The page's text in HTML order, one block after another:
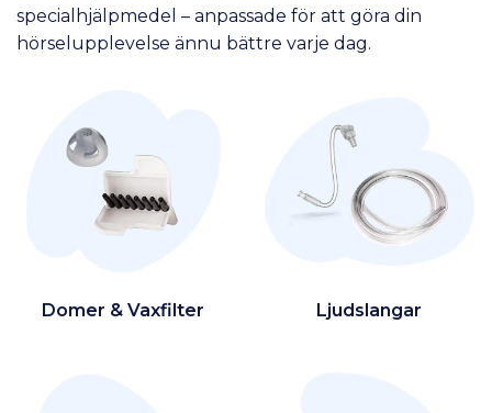
specialhjälpmedel – anpassade för att göra din
hörselupplevelse ännu bättre varje dag.
Domer & Vaxfilter Ljudslangar